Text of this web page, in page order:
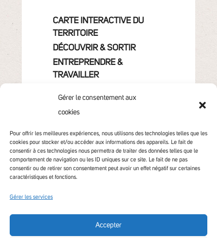
Gérer le consentement aux
cookies
Pour offrir les meilleures expériences, nous utilisons des technologies telles que les
cookies pour stocker et/ou accéder aux informations des appareils. Le fait de
consentir à ces technologies nous permettra de traiter des données telles que le
comportement de navigation ou les ID uniques sur ce site. Le fait de ne pas
consentir ou de retirer son consentement peut avoir un effet négatif sur certaines
caractéristiques et fonctions.
Gérer les services
Accepter
CARTE INTERACTIVE DU
TERRITOIRE
DÉCOUVRIR & SORTIR
ENTREPRENDRE &
TRAVAILLER
CONTACT
Accessibilité non conforme